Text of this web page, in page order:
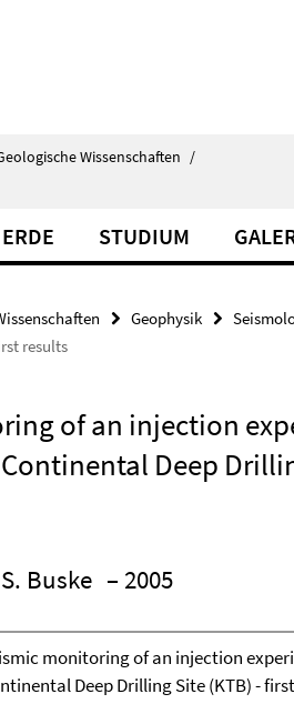
Wissenschaften /
STUDIUM
Geophysik
results
of an injection
Deep
Buske – 2005
monitoring of an injection
Deep Drilling Site (KTB) -